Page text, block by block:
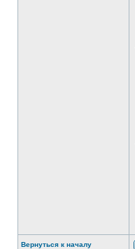
Вернуться к началу